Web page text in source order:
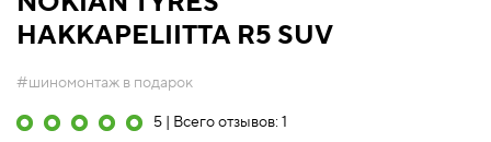
HAKKAPELIITTA R5 SUV
#шиномонтаж в подарок
5 | Всего отзывов: 1